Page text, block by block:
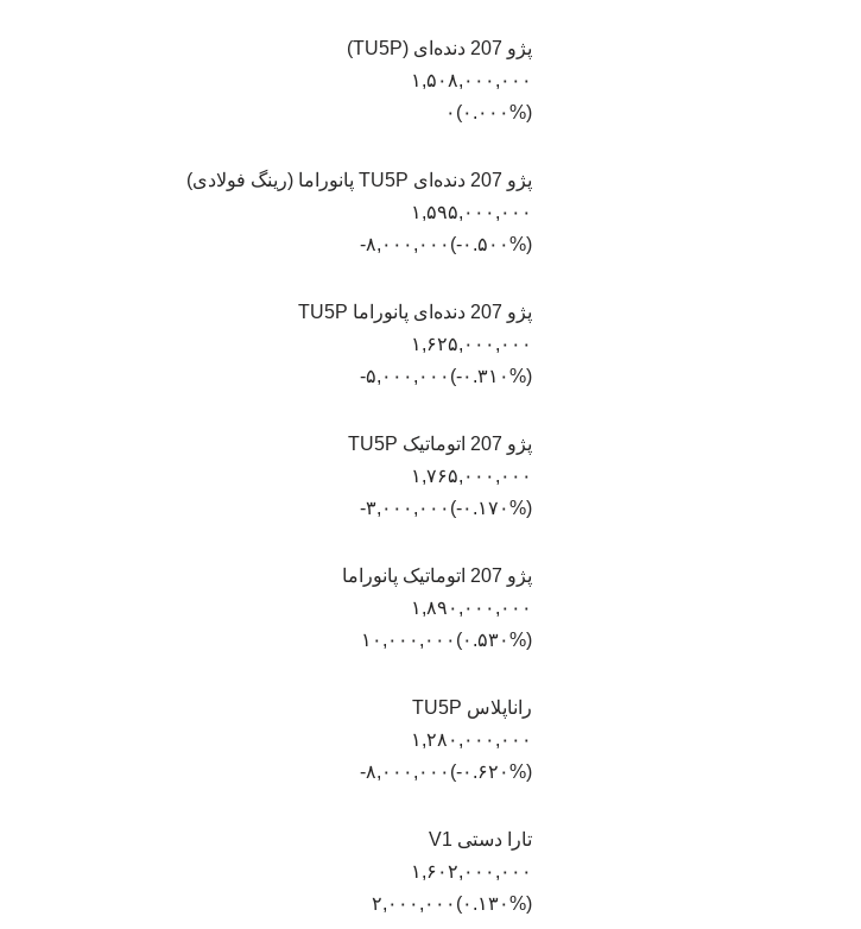
پژو 207 دنده‌ای (TU5P)
۱,۵۰۸,۰۰۰,۰۰۰
(۰.۰۰۰%)۰
پژو 207 دنده‌ای TU5P پانوراما (رینگ فولادی)
۱,۵۹۵,۰۰۰,۰۰۰
(‎-۰.۵۰۰%‏)‎-۸,۰۰۰,۰۰۰‏
پژو 207 دنده‌ای پانوراما TU5P
۱,۶۲۵,۰۰۰,۰۰۰
(‎-۰.۳۱۰%‏)‎-۵,۰۰۰,۰۰۰‏
پژو 207 اتوماتیک TU5P
۱,۷۶۵,۰۰۰,۰۰۰
(‎-۰.۱۷۰%‏)‎-۳,۰۰۰,۰۰۰‏
پژو 207 اتوماتیک پانوراما
۱,۸۹۰,۰۰۰,۰۰۰
(‎۰.۵۳۰%‏)‎۱۰,۰۰۰,۰۰۰‏
راناپلاس TU5P
۱,۲۸۰,۰۰۰,۰۰۰
(‎-۰.۶۲۰%‏)‎-۸,۰۰۰,۰۰۰‏
تارا دستی V1
۱,۶۰۲,۰۰۰,۰۰۰
(‎۰.۱۳۰%‏)‎۲,۰۰۰,۰۰۰‏